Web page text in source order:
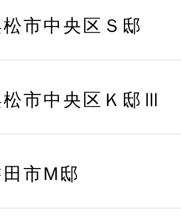
市中央区Ｓ邸
松市中央区Ｋ邸Ⅲ
市M邸